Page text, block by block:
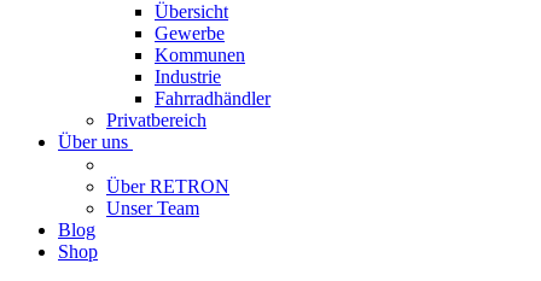
Übersicht
Gewerbe
Kommunen
Industrie
Fahrradhändler
Privatbereich
Über uns
Über RETRON
Unser Team
Blog
Shop